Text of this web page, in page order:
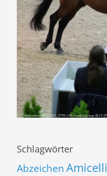
Schlagwörter
Abzeichen Amicelli